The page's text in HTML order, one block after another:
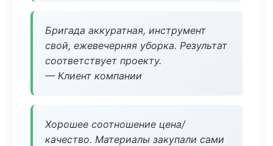
Бригада аккуратная, инструмент
свой, ежевечерняя уборка. Результат
соответствует проекту.
— Клиент компании
Хорошее соотношение цена/
качество. Материалы закупали сами